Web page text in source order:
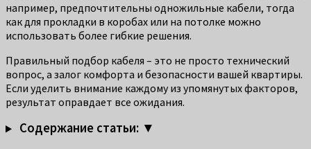
например, предпочтительны одножильные кабели, тогда
как для прокладки в коробах или на потолке можно
использовать более гибкие решения.
Правильный подбор кабеля – это не просто технический
вопрос, а залог комфорта и безопасности вашей квартиры.
Если уделить внимание каждому из упомянутых факторов,
результат оправдает все ожидания.
Содержание статьи: ▼